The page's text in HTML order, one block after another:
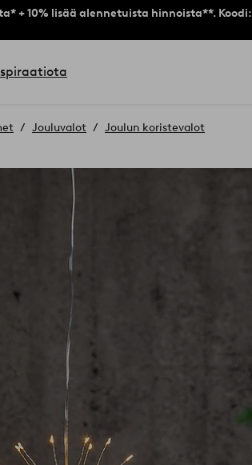
+ 10% lisää alennetuista hinnoista**. Koodi:
Jouluvalot Joulun koristevalot